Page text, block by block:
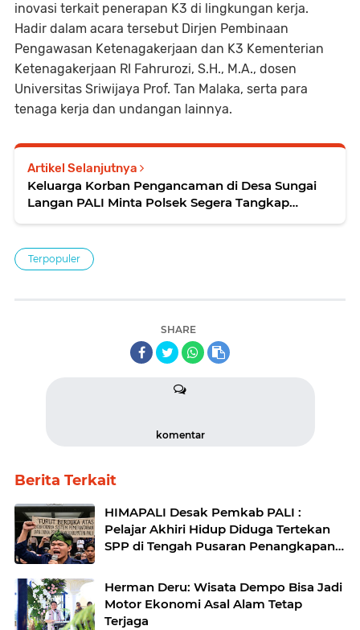
inovasi terkait penerapan K3 di lingkungan kerja.
Hadir dalam acara tersebut Dirjen Pembinaan
Pengawasan Ketenagakerjaan dan K3 Kementerian
Ketenagakerjaan RI Fahrurozi, S.H., M.A., dosen
Universitas Sriwijaya Prof. Tan Malaka, serta para
tenaga kerja dan undangan lainnya.
Artikel Selanjutnya
Keluarga Korban Pengancaman di Desa Sungai
Langan PALI Minta Polsek Segera Tangkap
Terpopuler
SHARE
komentar
Berita Terkait
HIMAPALI Desak Pemkab PALI :
Pelajar Akhiri Hidup Diduga Tertekan
SPP di Tengah Pusaran Penangkapan
Beasiswa yang Mati Suri
Herman Deru: Wisata Dempo Bisa Jadi
Motor Ekonomi Asal Alam Tetap
Terjaga